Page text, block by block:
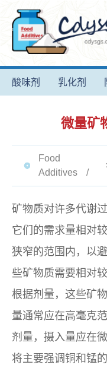
酸味剂 乳化剂
微量矿
Food
Additives
矿物质对许多代谢
它们的需求量相对
狭窄的范围内，以
些矿物质需要相对
根据剂量，这些矿
量通常应在高毫克
剂量，摄入量应在
将主要强调铜和锰